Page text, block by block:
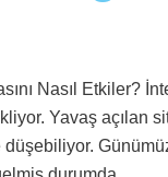
Nasıl Etkiler?
Yavaş açılan